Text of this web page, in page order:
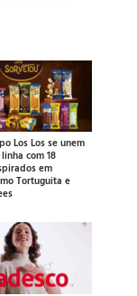
Los Los se unem
com 18
em
Tortuguita e